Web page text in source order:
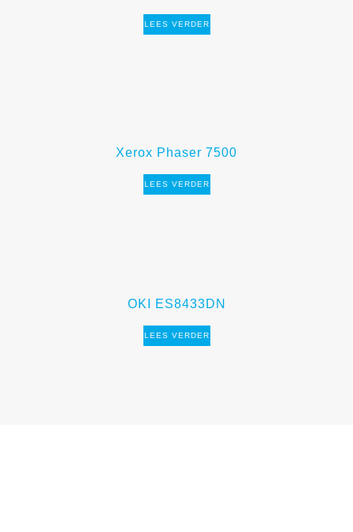
LEES VERDER
Xerox Phaser 7500
LEES VERDER
OKI ES8433DN
LEES VERDER